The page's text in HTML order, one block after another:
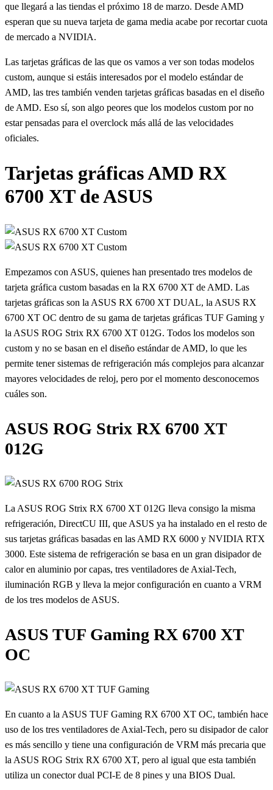
que llegará a las tiendas el próximo 18 de marzo. Desde AMD
esperan que su nueva tarjeta de gama media acabe por recortar cuota
de mercado a NVIDIA.
Las tarjetas gráficas de las que os vamos a ver son todas modelos
custom, aunque si estáis interesados por el modelo estándar de
AMD, las tres también venden tarjetas gráficas basadas en el diseño
de AMD. Eso sí, son algo peores que los modelos custom por no
estar pensadas para el overclock más allá de las velocidades
oficiales.
Tarjetas gráficas AMD RX
6700 XT de ASUS
Empezamos con ASUS, quienes han presentado tres modelos de
tarjeta gráfica custom basadas en la RX 6700 XT de AMD. Las
tarjetas gráficas son la ASUS RX 6700 XT DUAL, la ASUS RX
6700 XT OC dentro de su gama de tarjetas gráficas TUF Gaming y
la ASUS ROG Strix RX 6700 XT 012G. Todos los modelos son
custom y no se basan en el diseño estándar de AMD, lo que les
permite tener sistemas de refrigeración más complejos para alcanzar
mayores velocidades de reloj, pero por el momento desconocemos
cuáles son.
ASUS ROG Strix RX 6700 XT
012G
La ASUS ROG Strix RX 6700 XT 012G lleva consigo la misma
refrigeración, DirectCU III, que ASUS ya ha instalado en el resto de
sus tarjetas gráficas basadas en las AMD RX 6000 y NVIDIA RTX
3000. Este sistema de refrigeración se basa en un gran disipador de
calor en aluminio por capas, tres ventiladores de Axial-Tech,
iluminación RGB y lleva la mejor configuración en cuanto a VRM
de los tres modelos de ASUS.
ASUS TUF Gaming RX 6700 XT
OC
En cuanto a la ASUS TUF Gaming RX 6700 XT OC, también hace
uso de los tres ventiladores de Axial-Tech, pero su disipador de calor
es más sencillo y tiene una configuración de VRM más precaria que
la ASUS ROG Strix RX 6700 XT, pero al igual que esta también
utiliza un conector dual PCI-E de 8 pines y una BIOS Dual.